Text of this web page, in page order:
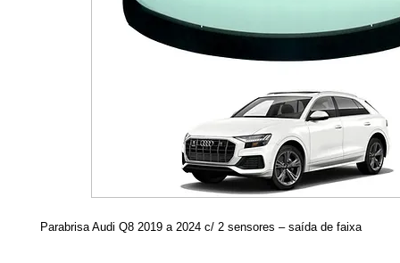
Parabrisa Audi Q8 2019 a 2024 c/ 2 sensores – saída de faixa